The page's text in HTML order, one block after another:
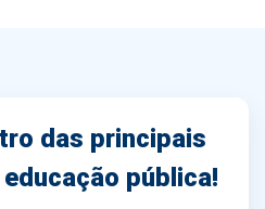
das principais
pública!